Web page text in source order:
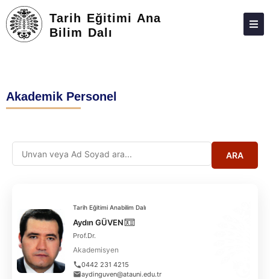
Tarih Eğitimi Ana
Bilim Dalı
LISANSÜSTÜ
TOPLUMA KATKI
Akademik Personel
ARA
Tarih Eğitimi Anabilim Dalı
Aydın GÜVEN
Prof.Dr.
Akademisyen
0442 231 4215
aydinguven@atauni.edu.tr